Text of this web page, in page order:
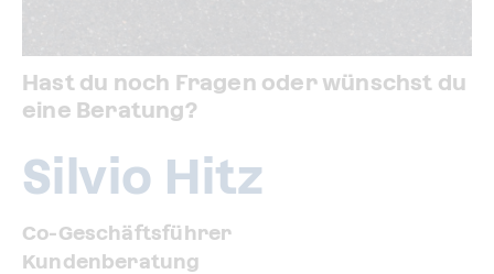
Hast du noch Fragen oder wünschst du
eine Beratung?
Silvio Hitz
Co-Geschäftsführer
Kundenberatung